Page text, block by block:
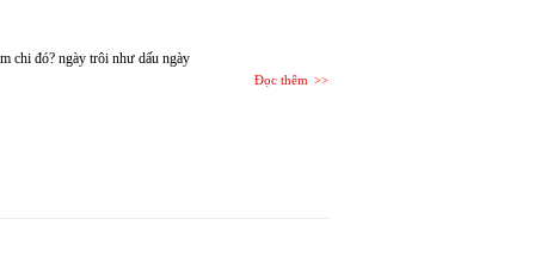
chi đó? ngày trôi như dấu ngày
Đọc thêm